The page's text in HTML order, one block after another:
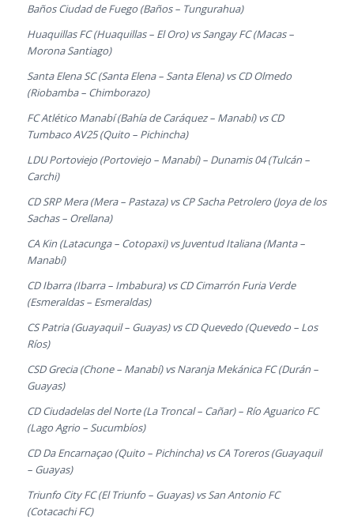
Baños Ciudad de Fuego (Baños – Tungurahua)
Huaquillas FC (Huaquillas – El Oro) vs Sangay FC (Macas –
Morona Santiago)
Santa Elena SC (Santa Elena – Santa Elena) vs CD Olmedo
(Riobamba – Chimborazo)
FC Atlético Manabí (Bahía de Caráquez – Manabí) vs CD
Tumbaco AV25 (Quito – Pichincha)
LDU Portoviejo (Portoviejo – Manabí) – Dunamis 04 (Tulcán –
Carchi)
CD SRP Mera (Mera – Pastaza) vs CP Sacha Petrolero (Joya de los
Sachas – Orellana)
CA Kin (Latacunga – Cotopaxi) vs Juventud Italiana (Manta –
Manabí)
CD Ibarra (Ibarra – Imbabura) vs CD Cimarrón Furia Verde
(Esmeraldas – Esmeraldas)
CS Patria (Guayaquil – Guayas) vs CD Quevedo (Quevedo – Los
Ríos)
CSD Grecia (Chone – Manabí) vs Naranja Mekánica FC (Durán –
Guayas)
CD Ciudadelas del Norte (La Troncal – Cañar) – Río Aguarico FC
(Lago Agrio – Sucumbíos)
CD Da Encarnaçao (Quito – Pichincha) vs CA Toreros (Guayaquil
– Guayas)
Triunfo City FC (El Triunfo – Guayas) vs San Antonio FC
(Cotacachi FC)